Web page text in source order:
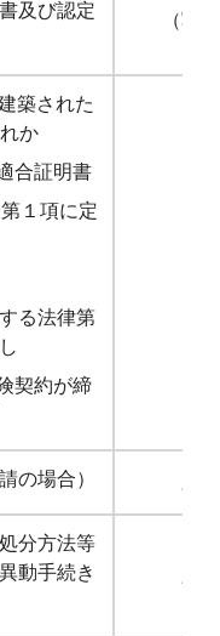
及び認定
（写
築された
か
合証明書
１項に定
る法律第
契約が締
の場合）
分方法等
動手続き